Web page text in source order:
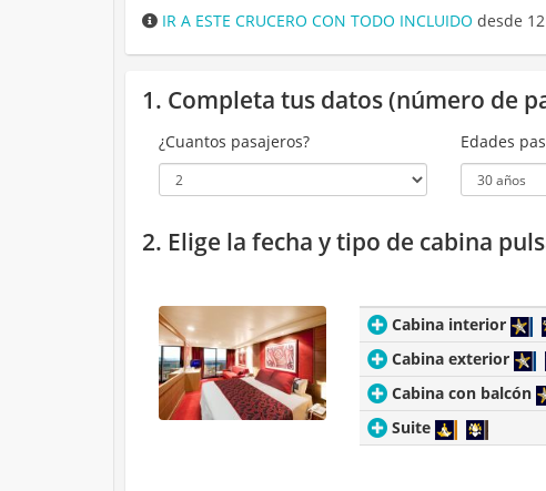
IR A ESTE CRUCERO CON TODO INCLUIDO desde
1. Completa tus datos (número de
¿Cuantos pasajeros? Edades
2. Elige la fecha y tipo de cabina
Cabina interior
Cabina exterior
Cabina con balcón
Suite